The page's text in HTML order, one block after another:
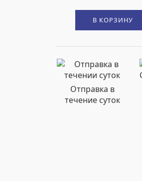
В КОРЗИНУ
Отправка в
течение суток